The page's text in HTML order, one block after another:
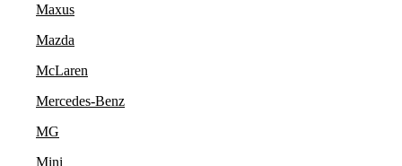
Maxus
Mazda
McLaren
Mercedes-Benz
MG
Mini